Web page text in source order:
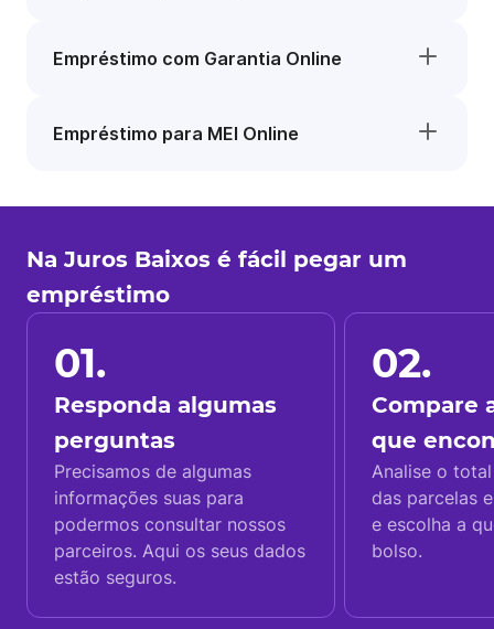
Empréstimo com Garantia Online
Empréstimo para MEI Online
Na Juros Baixos é fácil pegar um
empréstimo
01.
Responda algumas
perguntas
Precisamos de algumas
informações suas para
podermos consultar nossos
parceiros. Aqui os seus dados
estão seguros.
02.
Compare
que
Analise o
das parcelas
e escolha a
bolso.